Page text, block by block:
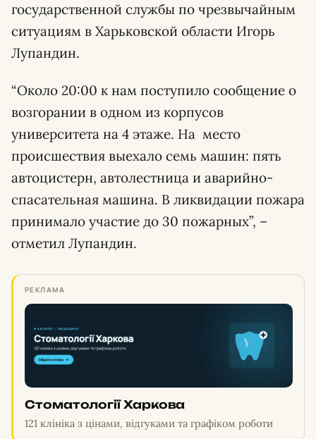
государственной службы по чрезвычайным
ситуациям в Харьковской области Игорь
Лупандин.
“Около 20:00 к нам поступило сообщение о
возгорании в одном из корпусов
университета на 4 этаже. На место
происшествия выехало семь машин: пять
автоцистерн, автолестница и аварийно-
спасательная машина. В ликвидации пожара
принимало участие до 30 пожарных”, –
отметил Лупандин.
РЕКЛАМА
Стоматології Харкова
121 клініка з цінами, відгуками та графіком роботи